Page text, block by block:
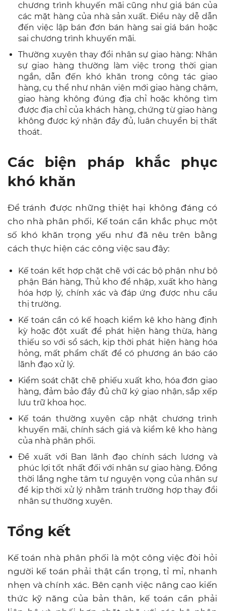
chương trình khuyến mãi cũng như giá bán của
các mặt hàng của nhà sản xuất. Điều này dễ dẫn
đến việc lập bán đơn bán hàng sai giá bán hoặc
sai chương trình khuyến mãi.
Thường xuyên thay đổi nhân sự giao hàng: Nhân
sự giao hàng thường làm việc trong thời gian
ngắn, dẫn đến khó khăn trong công tác giao
hàng, cụ thể như nhân viên mới giao hàng chậm,
giao hàng không đúng địa chỉ hoặc không tìm
được địa chỉ của khách hàng, chứng từ giao hàng
không được ký nhận đầy đủ, luân chuyển bị thất
thoát.
Các biện pháp khắc phục
khó khăn
Để tránh được những thiệt hại không đáng có
cho nhà phân phối, Kế toán cần khắc phục một
số khó khăn trọng yếu như đã nêu trên bằng
cách thực hiện các công việc sau đây:
Kế toán kết hợp chặt chẽ với các bộ phận như bộ
phận Bán hàng, Thủ kho để nhập, xuất kho hàng
hóa hợp lý, chính xác và đáp ứng được nhu cầu
thị trường.
Kế toán cần có kế hoạch kiểm kê kho hàng định
kỳ hoặc đột xuất để phát hiện hàng thừa, hàng
thiếu so với sổ sách, kịp thời phát hiện hàng hóa
hỏng, mất phẩm chất để có phương án báo cáo
lãnh đạo xử lý.
Kiểm soát chặt chẽ phiếu xuất kho, hóa đơn giao
hàng, đảm bảo đầy đủ chữ ký giao nhận, sắp xếp
lưu trữ khoa học.
Kế toán thường xuyên cập nhật chương trình
khuyến mãi, chính sách giá và kiểm kê kho hàng
của nhà phân phối.
Đề xuất với Ban lãnh đạo chính sách lương và
phúc lợi tốt nhất đối với nhân sự giao hàng. Đồng
thời lắng nghe tâm tư nguyện vọng của nhân sự
để kịp thời xử lý nhằm tránh trường hợp thay đổi
nhân sự thường xuyên.
Tổng kết
Kế toán nhà phân phối là một công việc đòi hỏi
người kế toán phải thật cẩn trọng, tỉ mỉ, nhanh
nhẹn và chính xác. Bên cạnh việc nâng cao kiến
thức kỹ năng của bản thân, kế toán cần phải